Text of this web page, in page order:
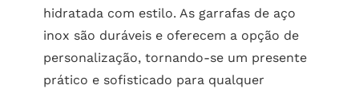
hidratada com estilo. As garrafas de aço
inox são duráveis e oferecem a opção de
personalização, tornando-se um presente
prático e sofisticado para qualquer